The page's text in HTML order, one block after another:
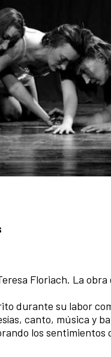
Floriach. La
durante su labor
canto, música y
los